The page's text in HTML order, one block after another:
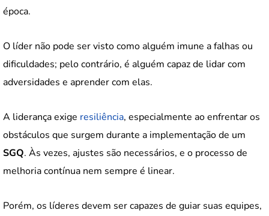
época.
O líder não pode ser visto como alguém imune a falhas ou
dificuldades; pelo contrário, é alguém capaz de lidar com
adversidades e aprender com elas.
A liderança exige resiliência, especialmente ao enfrentar os
obstáculos que surgem durante a implementação de um
SGQ. Às vezes, ajustes são necessários, e o processo de
melhoria contínua nem sempre é linear.
Porém, os líderes devem ser capazes de guiar suas equipes,